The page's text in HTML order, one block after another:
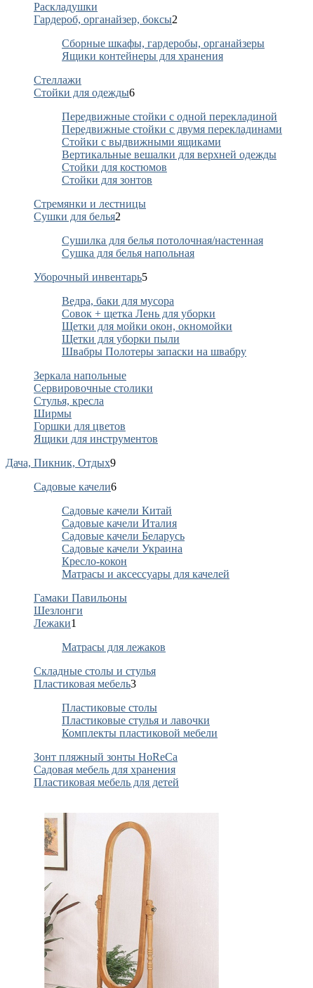
Раскладушки
Гардероб, органайзер, боксы2
Сборные шкафы, гардеробы, органайзеры
Ящики контейнеры для хранения
Стеллажи
Стойки для одежды6
Передвижные стойки с одной перекладиной
Передвижные стойки с двумя перекладинами
Стойки с выдвижными ящиками
Вертикальные вешалки для верхней одежды
Стойки для костюмов
Стойки для зонтов
Стремянки и лестницы
Сушки для белья2
Сушилка для белья потолочная/настенная
Сушка для белья напольная
Уборочный инвентарь5
Ведра, баки для мусора
Совок + щетка Лень для уборки
Щетки для мойки окон, окномойки
Щетки для уборки пыли
Швабры Полотеры запаски на швабру
Зеркала напольные
Сервировочные столики
Стулья, кресла
Ширмы
Горшки для цветов
Ящики для инструментов
Дача, Пикник, Отдых9
Садовые качели6
Садовые качели Китай
Садовые качели Италия
Садовые качели Беларусь
Садовые качели Украина
Кресло-кокон
Матрасы и аксессуары для качелей
Гамаки Павильоны
Шезлонги
Лежаки1
Матрасы для лежаков
Складные столы и стулья
Пластиковая мебель3
Пластиковые столы
Пластиковые стулья и лавочки
Комплекты пластиковой мебели
Зонт пляжный зонты HoReCa
Садовая мебель для хранения
Пластиковая мебель для детей